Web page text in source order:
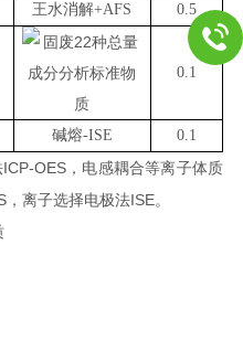
王水消解+AFS 0.5
0.1
碱熔-ISE
0.1
ICP-OES ，电感耦合等离子体质
，离子选择电极法ISE。